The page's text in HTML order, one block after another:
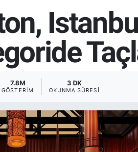
7.8M
GÖSTERIM
3 DK
OKUNMA SÜRESI